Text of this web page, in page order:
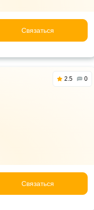
Связаться
2.5 0
Связаться